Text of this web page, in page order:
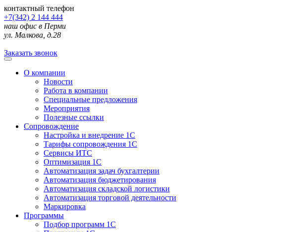
контактный телефон
+7(342) 2 144 444
наш офис в Перми
ул. Малкова, д.28
Заказать звонок
О компании
Новости
Работа в компании
Специальные предложения
Мероприятия
Полезные ссылки
Сопровождение
Настройка и внедрение 1С
Тарифы сопровождения 1С
Сервисы ИТС
Оптимизация 1С
Автоматизация задач бухгалтерии
Автоматизация бюджетирования
Автоматизация складской логистики
Автоматизация торговой деятельности
Маркировка
Программы
Подбор программ 1С